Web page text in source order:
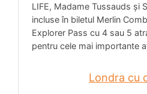
LIFE, Madame Tussauds și
incluse în biletul Merlin
Explorer Pass cu 4 sau 5
pentru cele mai importante
Londra cu